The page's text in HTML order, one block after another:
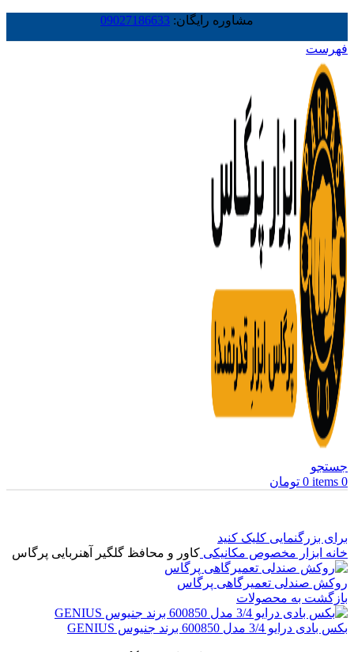
مشاوره رایگان: 09027186633
فهرست
جستجو
0
items
0 تومان
برای بزرگنمایی کلیک کنید
خانه ابزار مخصوص مکانیکی کاور و محافظ گلگیر آهنربایی پرگاس
روکش صندلی تعمیرگاهی پرگاس
بازگشت به محصولات
بکس بادی درایو 3/4 مدل 600850 برند جنیوس GENIUS